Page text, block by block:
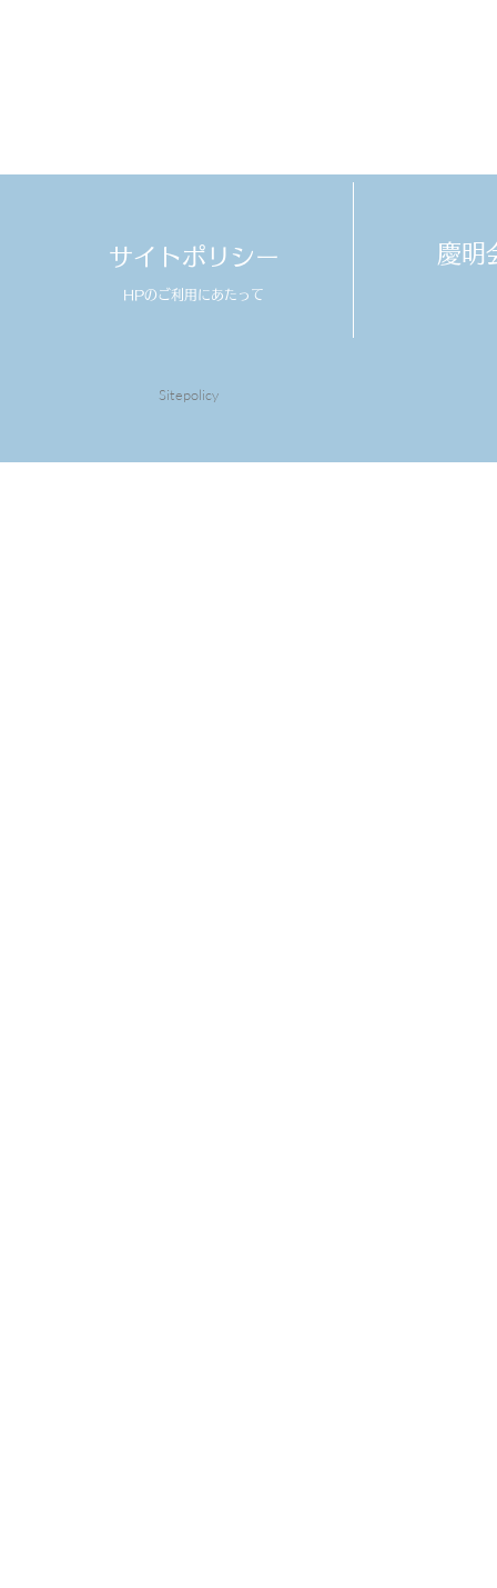
サイトポリシー
HPのご利用にあたって
慶明
Sitepolicy